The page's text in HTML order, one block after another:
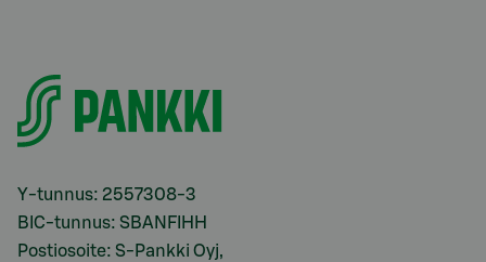
Y-tunnus: 2557308-3
BIC-tunnus: SBANFIHH
Postiosoite: S-Pankki Oyj,